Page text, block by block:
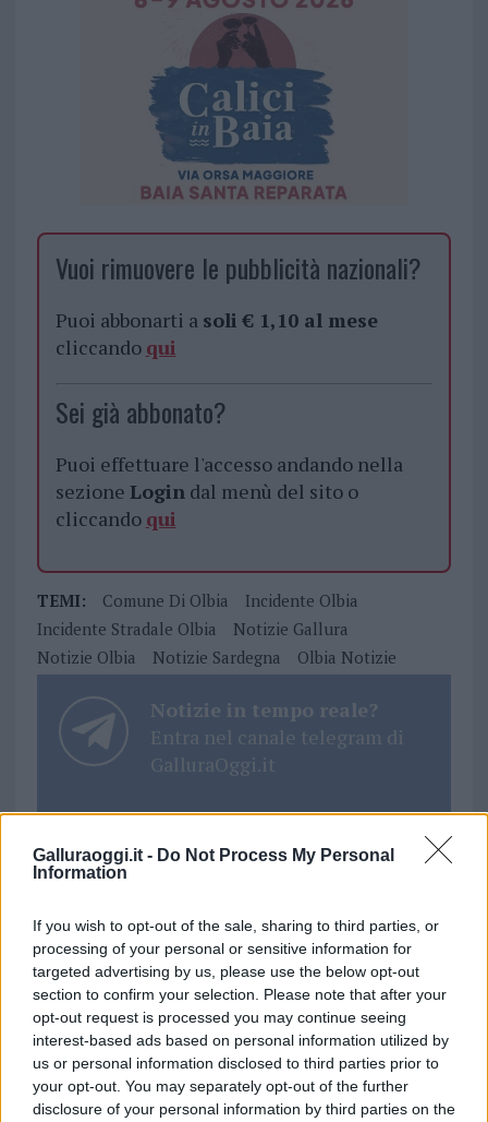
Galluraoggi.it - Do Not Process My Personal
Information
If you wish to opt-out of the sale, sharing to third parties, or
processing of your personal or sensitive information for
targeted advertising by us, please use the below opt-out
section to confirm your selection. Please note that after your
opt-out request is processed you may continue seeing
interest-based ads based on personal information utilized by
us or personal information disclosed to third parties prior to
your opt-out. You may separately opt-out of the further
disclosure of your personal information by third parties on the
Vuoi rimuovere le pubblicità nazionali?
Puoi abbonarti a soli € 1,10 al mese
cliccando qui
Sei già abbonato?
Puoi effettuare l'accesso andando nella
sezione Logindal menù del sito o
cliccando qui
TEMI: Comune Di Olbia
Incidente Olbia
Incidente Stradale Olbia
Notizie Gallura
Notizie Olbia
Notizie Sardegna Olbia Notizie
Notizie in tempo reale?
Entra nel canale telegram di
GalluraOggi.it
Su WhatsApp al numero +39
345 356 7512
Ricevi le nostre ultime news